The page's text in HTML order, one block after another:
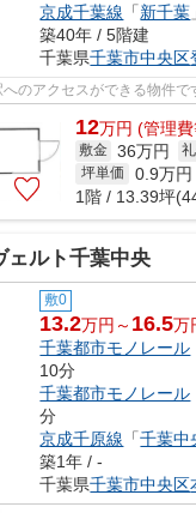
京成千葉線 「新千葉
築40年 / 5階建
千葉県千葉市中央区
のアクセスができる物件で
12万円 (管理
敷金 36万円
坪単価 0.9万円
1階 / 13.39坪
ェルト千葉中央
敷0
13.2万円～ 16.5万
千葉都市モノレール
10分
千葉都市モノレール
分
京成千原線 「千葉中
築1年 / -
千葉県千葉市中央区